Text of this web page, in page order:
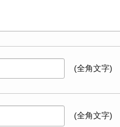
(全角文字)
(全角文字)